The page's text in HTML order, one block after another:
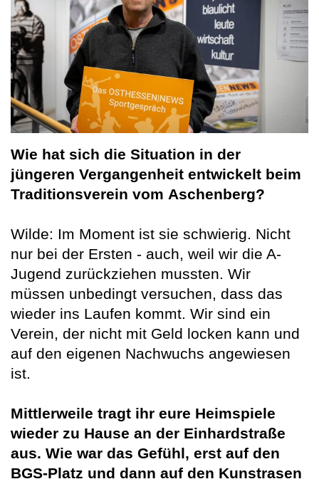
Wie hat sich die Situation in der
jüngeren Vergangenheit entwickelt beim
Traditionsverein vom Aschenberg?
Wilde: Im Moment ist sie schwierig. Nicht
nur bei der Ersten - auch, weil wir die A-
Jugend zurückziehen mussten. Wir
müssen unbedingt versuchen, dass das
wieder ins Laufen kommt. Wir sind ein
Verein, der nicht mit Geld locken kann und
auf den eigenen Nachwuchs angewiesen
ist.
Mittlerweile tragt ihr eure Heimspiele
wieder zu Hause an der Einhardstraße
aus. Wie war das Gefühl, erst auf den
BGS-Platz und dann auf den Kunstrasen